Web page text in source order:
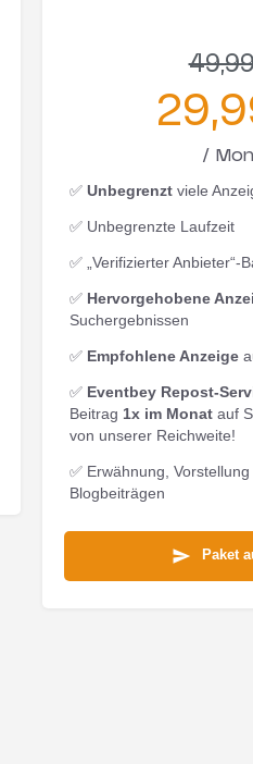
/
✅ Unbegrenzt viele
✅ Unbegrenzte Laufzeit
✅ „Verifizierter Anbieter“-
✅ Hervorgehobene
Suchergebnissen
✅ Empfohlene Anzeige
✅ Eventbey Repost-
Beitrag 1x im Monat auf
von unserer Reichweite!
✅ Erwähnung,
Blogbeiträgen
Paket